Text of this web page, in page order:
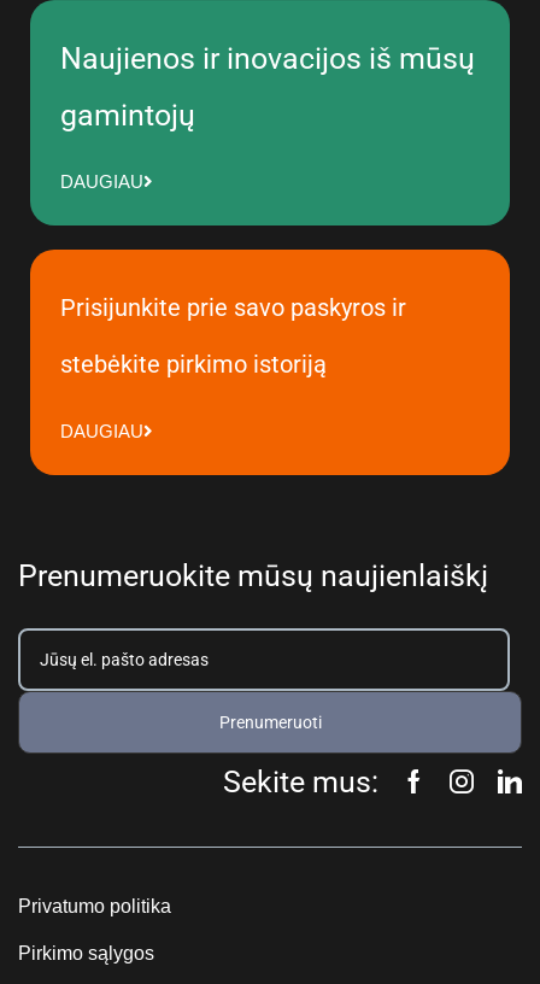
Naujienos ir inovacijos iš mūsų
gamintojų
DAUGIAU
Prisijunkite prie savo paskyros ir
stebėkite pirkimo istoriją
DAUGIAU
Prenumeruokite mūsų naujienlaiškį
Prenumeruoti
Sekite mus:
Privatumo politika
Pirkimo sąlygos